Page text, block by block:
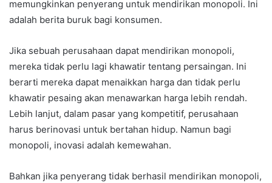
memungkinkan penyerang untuk mendirikan monopoli. Ini
adalah berita buruk bagi konsumen.
Jika sebuah perusahaan dapat mendirikan monopoli,
mereka tidak perlu lagi khawatir tentang persaingan. Ini
berarti mereka dapat menaikkan harga dan tidak perlu
khawatir pesaing akan menawarkan harga lebih rendah.
Lebih lanjut, dalam pasar yang kompetitif, perusahaan
harus berinovasi untuk bertahan hidup. Namun bagi
monopoli, inovasi adalah kemewahan.
Bahkan jika penyerang tidak berhasil mendirikan monopoli,